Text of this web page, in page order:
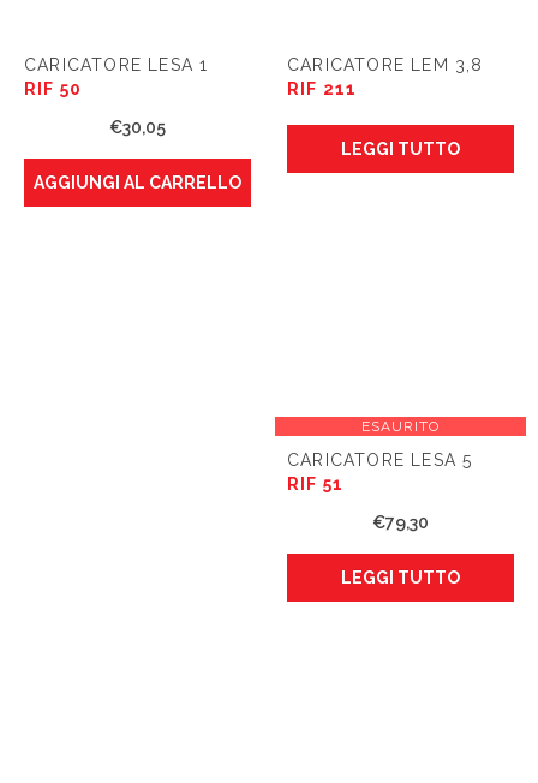
CARICATORE LESA 1
RIF 50
€30,05
AGGIUNGI AL CARRELLO
CARICATORE LEM 3,8
RIF 211
LEGGI TUTTO
ESAURITO
CARICATORE LESA 5
RIF 51
€79,30
LEGGI TUTTO